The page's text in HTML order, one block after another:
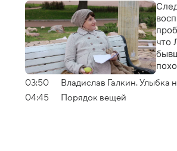
что
03:50
Владислав Галкин. Улыбка
04:45
Порядок вещей